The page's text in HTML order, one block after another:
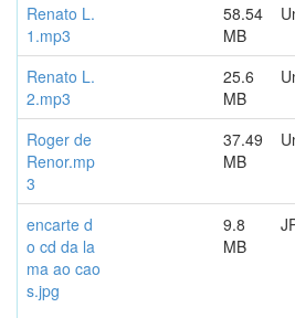
Renato L.
1.mp3
58.54
MB
Renato L.
2.mp3
25.6
MB
Roger de
Renor.mp
3
37.49
MB
encarte d
o cd da la
ma ao cao
s.jpg
9.8
MB